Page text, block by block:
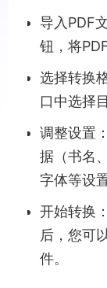
导入PDF
钮，将
选择转换
口中选择
调整设置
据（书名
字体等设置
开始转换
后，您可
件。